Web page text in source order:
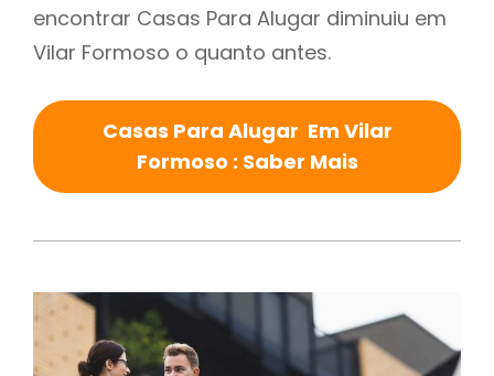
encontrar Casas Para Alugar diminuiu em
Vilar Formoso o quanto antes.
Casas Para Alugar Em Vilar
Formoso : Saber Mais